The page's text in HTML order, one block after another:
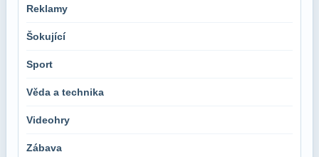
Reklamy
Šokující
Sport
Věda a technika
Videohry
Zábava